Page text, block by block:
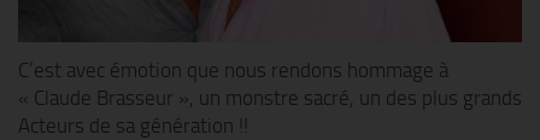
C’est avec émotion que nous rendons hommage à
« Claude Brasseur », un monstre sacré, un des plus grands
Acteurs de sa génération !!